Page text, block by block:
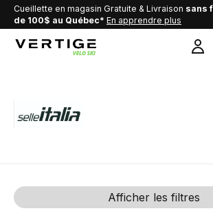
Cueillette en magasin Gratuite & Livraison sans
de 100$ au Québec* En apprendre plus
Selle Italia
Afficher les filtres